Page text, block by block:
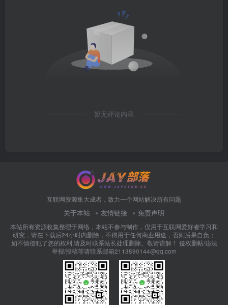
暂无评论内容
互联网资源集大成者，致力一个网站解决所有问题
关于本站 友情链接 免责声明
本站所有资源收集整理于网络，本站不参与制作，仅用于互联网爱好者学习和
研究，请在下载后24小时内删除，不得用于任何商业用途，否则后果自负；
如不慎侵犯了您的权利,请及时联系站长处理删除。敬请谅解！ 侵权删帖/违法
举报/投稿等请联系邮箱2113590144@qq.com